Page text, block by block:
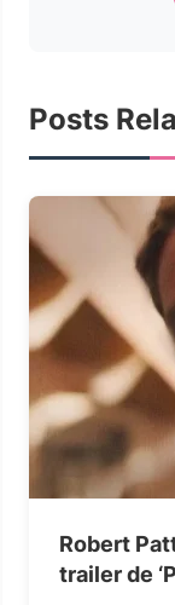
Posts
Robert
trailer de